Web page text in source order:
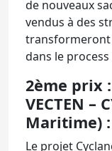
de nouveaux
vendus à des
transformeront
dans le
2ème prix
VECTEN –
Maritime) :
Le projet